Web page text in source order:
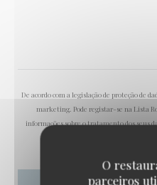
O
parceiros
De acordo com a legislação de proteção de
marketing. Pode registar-se na Lista
informações sobre o tratamento dos seus